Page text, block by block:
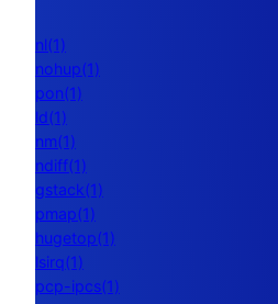
nl(1)
nohup(1)
pon(1)
ld(1)
nm(1)
ndiff(1)
gstack(1)
pmap(1)
hugetop(1)
lsirq(1)
pcp-ipcs(1)